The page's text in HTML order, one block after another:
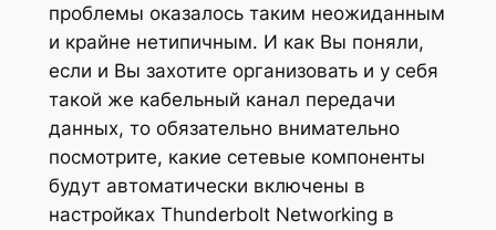
проблемы оказалось таким неожиданным
и крайне нетипичным. И как Вы поняли,
если и Вы захотите организовать и у себя
такой же кабельный канал передачи
данных, то обязательно внимательно
посмотрите, какие сетевые компоненты
будут автоматически включены в
настройках Thunderbolt Networking в